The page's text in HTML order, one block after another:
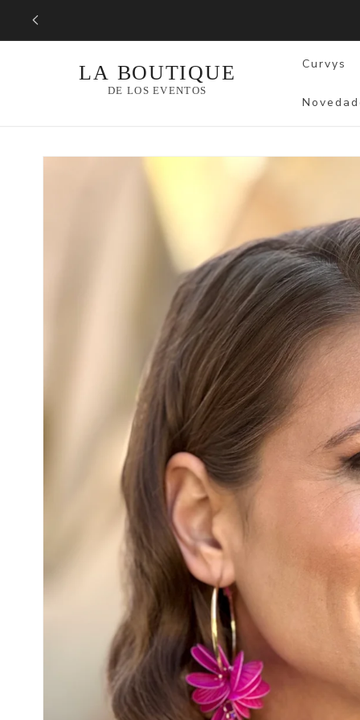
directamente
al contenido
Curvys
directamente
información
del producto